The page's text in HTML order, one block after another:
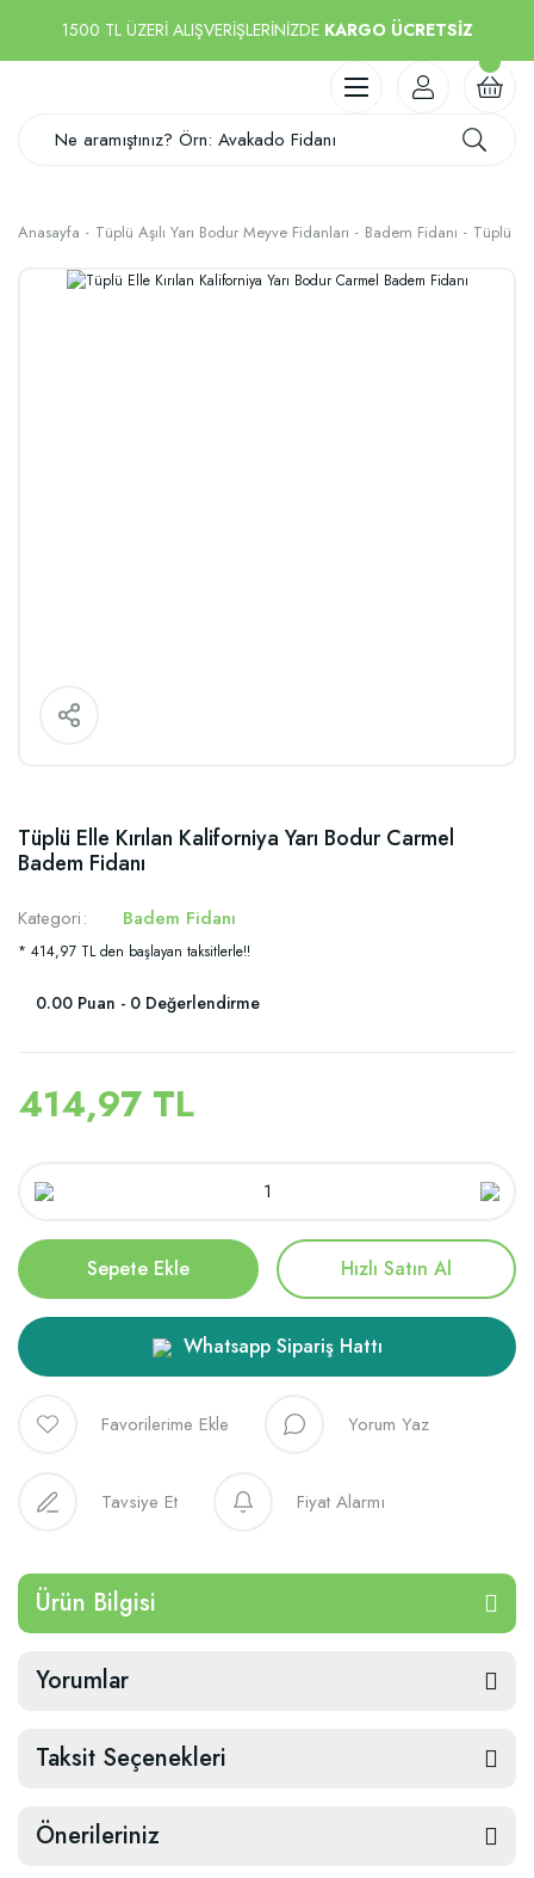
1500 TL ÜZERİ ALIŞVERİŞLERİNİZDE KARGO ÜCRETSİZ
Anasayfa Tüplü Aşılı Yarı Bodur Meyve Fidanları Badem Fidanı Tüplü
Tüplü Elle Kırılan Kaliforniya Yarı Bodur Carmel
Badem Fidanı
Kategori Badem Fidanı
* 414,97 TL den başlayan taksitlerle!!
0.00 Puan - 0 Değerlendirme
414,97 TL
Sepete Ekle Hızlı Satın Al
Whatsapp Sipariş Hattı
Yorum Yaz
Tavsiye Et Fiyat Alarmı
Ürün Bilgisi
Yorumlar
Taksit Seçenekleri
Önerileriniz